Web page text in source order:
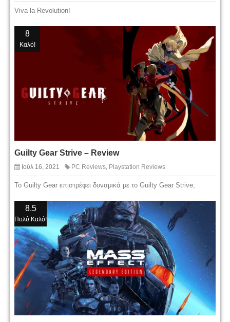
Viva la Revolution!
8
Καλό!
Guilty Gear Strive – Review
Ιούλ 16, 2021 PC Reviews Playstation Reviews
Το Guilty Gear επιστρέφει δυναμικά με το Guilty Gear Strive;
8.5
Πολύ Καλό!